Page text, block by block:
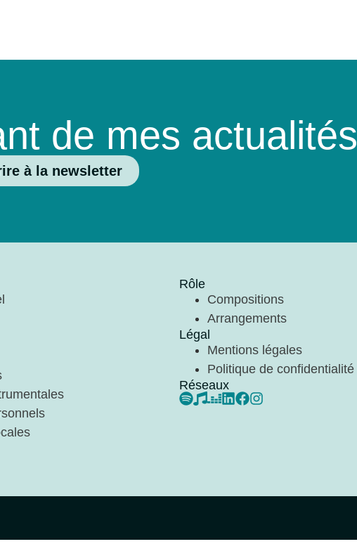
de mes actualités
à la newsletter
Rôle
Compositions
Arrangements
Légal
Mentions légales
Politique de confidentialité
Réseaux